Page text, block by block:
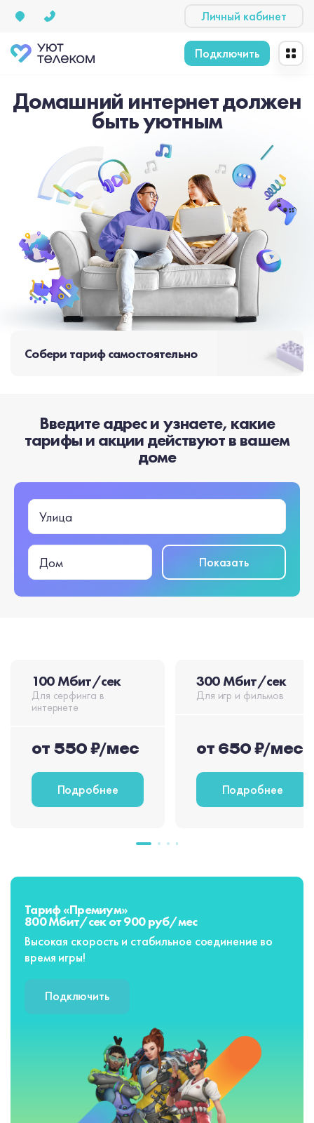
Личный кабинет
Подключить
Домашний интернет должен
быть уютным
Собери тариф самостоятельно
Введите адрес и узнаете, какие
тарифы и акции действуют в вашем
доме
Улица
Дом Показать
100 Мбит/сек
Для серфинга в
интернете
от 550 ₽/мес
Подробнее
300 Мбит/сек
Для игр и фильмов
от 650 ₽/мес
Подробнее
Тариф «Премиум»
800 Мбит/сек от 900 руб/мес
Высокая скорость и стабильное соединение во
время игры!
Подключить